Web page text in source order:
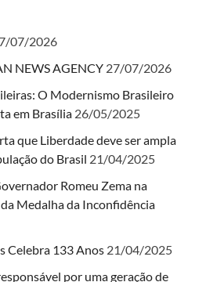
07/2026
NEWS AGENCY 27/07/2026
O Modernismo Brasileiro
em Brasília 26/05/2025
que Liberdade deve ser ampla
do Brasil 21/04/2025
Romeu Zema na
Medalha da Inconfidência
Celebra 133 Anos 21/04/2025
por uma geração de